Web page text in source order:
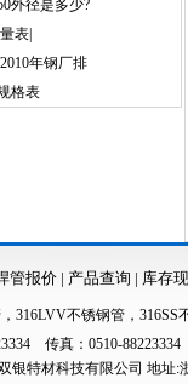
外径是多少?
表|
年钢厂排
格表
管报价| 产品查询 | 库存
， 316LVV不锈钢管 ， 316SS
传真：0510-
银特材科技有限公司 地址: